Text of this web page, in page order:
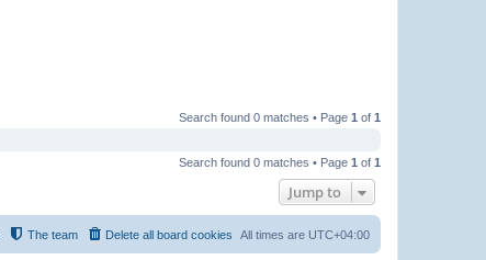
Search found 0 matches • Page 1 of 1
Search found 0 matches • Page 1 of 1
Jump to
All times are UTC+04:00
Delete all board cookies
The team